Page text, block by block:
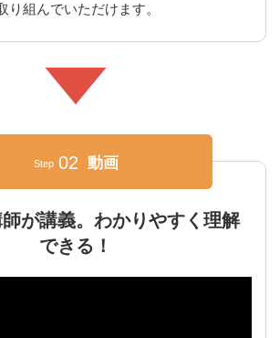
り組んでいただけます。
Step 02 動画
が講義。わかりやすく理解
できる！